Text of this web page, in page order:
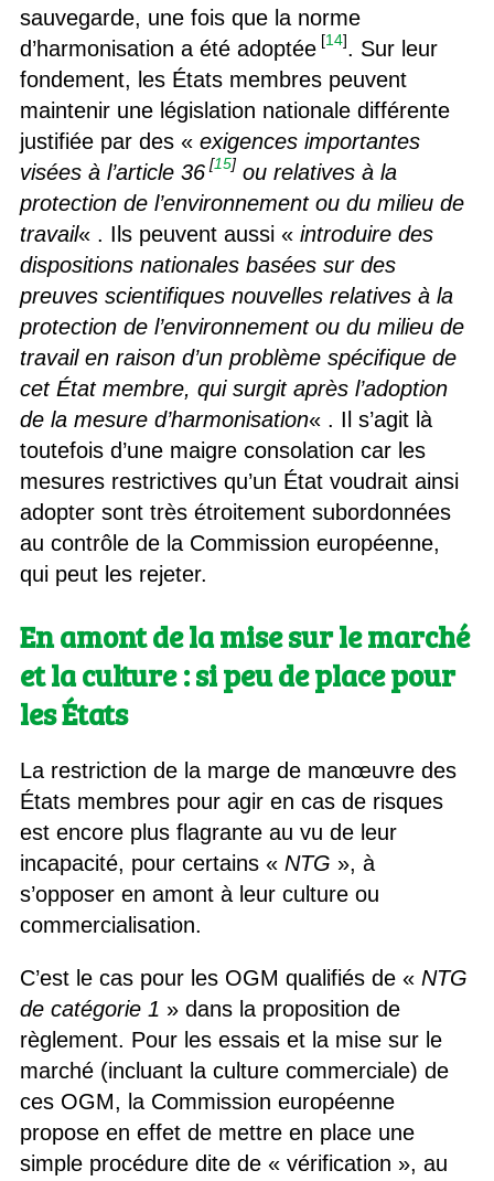
sauvegarde, une fois que la norme
d’harmonisation a été adoptée [14]. Sur leur
fondement, les États membres peuvent
maintenir une législation nationale différente
justifiée par des « exigences importantes
visées à l’article 36[15] ou relatives à la
protection de l’environnement ou du milieu de
travail« . Ils peuvent aussi « introduire des
dispositions nationales basées sur des
preuves scientifiques nouvelles relatives à la
protection de l’environnement ou du milieu de
travail en raison d’un problème spécifique de
cet État membre, qui surgit après l’adoption
de la mesure d’harmonisation« . Il s’agit là
toutefois d’une maigre consolation car les
mesures restrictives qu’un État voudrait ainsi
adopter sont très étroitement subordonnées
au contrôle de la Commission européenne,
qui peut les rejeter.
En amont de la mise sur le marché
et la culture : si peu de place pour
les États
La restriction de la marge de manœuvre des
États membres pour agir en cas de risques
est encore plus flagrante au vu de leur
incapacité, pour certains « NTG », à
s’opposer en amont à leur culture ou
commercialisation.
C’est le cas pour les OGM qualifiés de « NTG
de catégorie 1 » dans la proposition de
règlement. Pour les essais et la mise sur le
marché (incluant la culture commerciale) de
ces OGM, la Commission européenne
propose en effet de mettre en place une
simple procédure dite de « vérification », au